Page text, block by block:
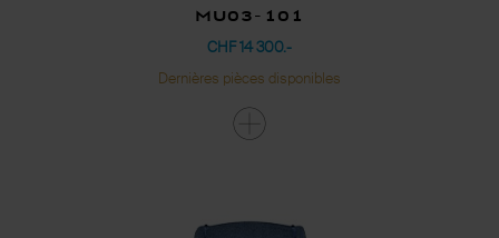
MU03-101
CHF 14 300.-
Dernières pièces disponibles